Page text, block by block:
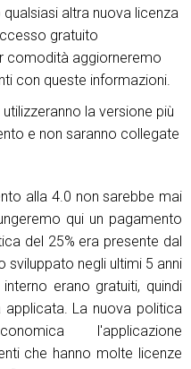
altra nuova licenza
gratuito
comodità aggiorneremo
con queste informazioni.
la versione più
e non saranno collegate
alla 4.0 non sarebbe mai
qui un pagamento
del 25% era presente dal
sviluppato negli ultimi 5 anni
erano gratuiti, quindi
La nuova politica
l'applicazione
che hanno molte licenze